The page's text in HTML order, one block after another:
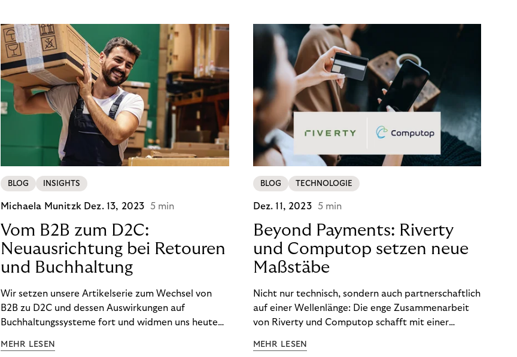
(DSGVO) – geraten viele Unternehmen an die
Grenzen traditioneller Compliance-Mechanismen.
BLOG INSIGHTS
Michaela Munitzk Dez. 13, 2023 5 min
Vom B2B zum D2C:
Neuausrichtung bei Retouren
und Buchhaltung
Wir setzen unsere Artikelserie zum Wechsel von
B2B zu D2C und dessen Auswirkungen auf
Buchhaltungssysteme fort und widmen uns heute
im D2C-Bereich.
MEHR LESEN
BLOG TECHNOLOGIE
Dez. 11, 2023 5 min
Beyond Payments: Riverty
und Computop setzen neue
Maßstäbe
Nicht nur technisch, sondern auch partnerschaftlich
auf einer Wellenlänge: Die enge Zusammenarbeit
von Riverty und Computop schafft mit einer
Zahlungsabwicklung echte Mehrwerte für Händler.
MEHR LESEN